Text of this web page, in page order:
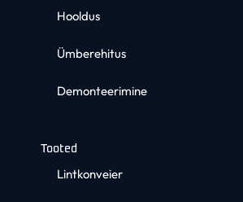
Hooldus
Ümberehitus
Demonteerimine
Tooted
Lintkonveier